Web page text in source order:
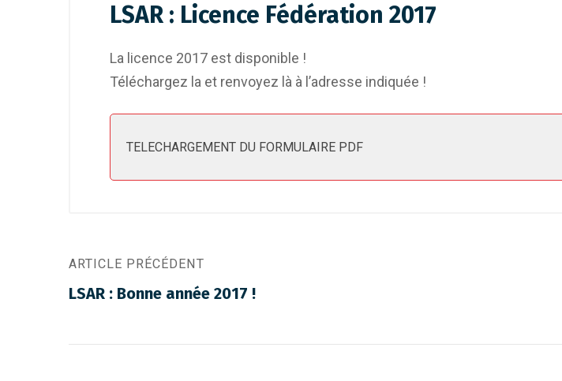
LSAR : Licence Fédération 2017
La licence 2017 est disponible !
Téléchargez la et renvoyez là à l’adresse indiquée !
TELECHARGEMENT DU FORMULAIRE PDF
ARTICLE PRÉCÉDENT
LSAR : Bonne année 2017 !